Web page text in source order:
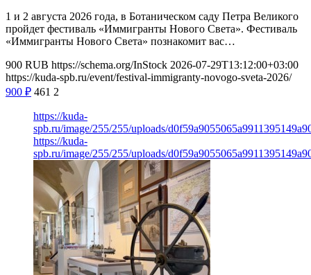
1 и 2 августа 2026 года, в Ботаническом саду Петра Великого
пройдет фестиваль «Иммигранты Нового Света». Фестиваль
«Иммигранты Нового Света» познакомит вас…
900 RUB https://schema.org/InStock 2026-07-29T13:12:00+03:00
https://kuda-spb.ru/event/festival-immigranty-novogo-sveta-2026/
900 ₽ 461 2
https://kuda-
spb.ru/image/255/255/uploads/
https://kuda-
spb.ru/image/255/255/uploads/